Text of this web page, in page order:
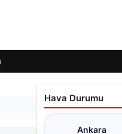
Hava Durumu
Ankara